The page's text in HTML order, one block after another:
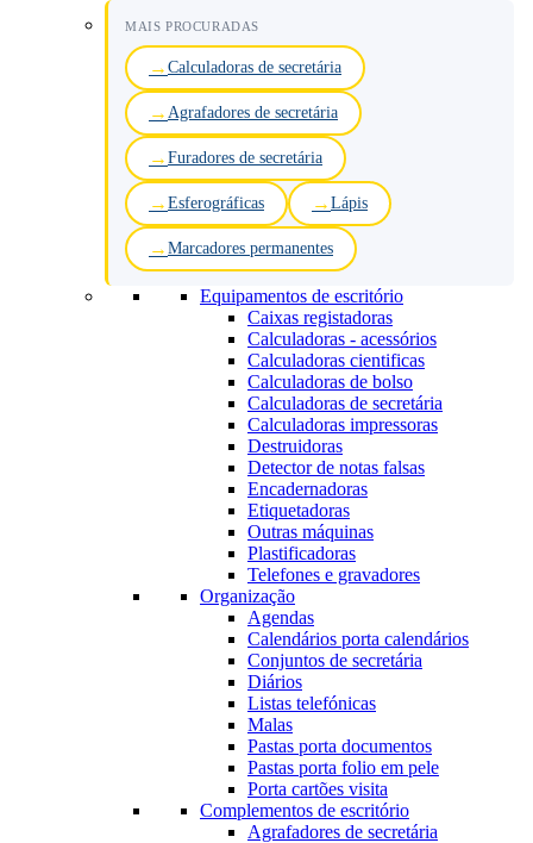
MAIS PROCURADAS
Calculadoras de secretária
Agrafadores de secretária
Furadores de secretária
Esferográficas Lápis
Marcadores permanentes
Equipamentos de escritório
Caixas registadoras
Calculadoras - acessórios
Calculadoras cientificas
Calculadoras de bolso
Calculadoras de secretária
Calculadoras impressoras
Destruidoras
Detector de notas falsas
Encadernadoras
Etiquetadoras
Outras máquinas
Plastificadoras
Telefones e gravadores
Organização
Agendas
Calendários porta calendários
Conjuntos de secretária
Diários
Listas telefónicas
Malas
Pastas porta documentos
Pastas porta folio em pele
Porta cartões visita
Complementos de escritório
Agrafadores de secretária